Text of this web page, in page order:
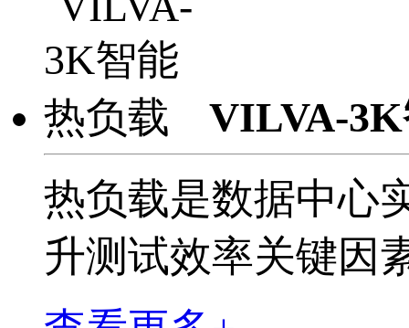
VILVA-
热负载是数据中心
升测试效率关键因